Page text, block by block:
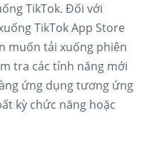
TikTok. Đối với
TikTok App Store
muốn tải xuống phiên
tra các tính năng mới
ứng dụng tương ứng
kỳ chức năng hoặc